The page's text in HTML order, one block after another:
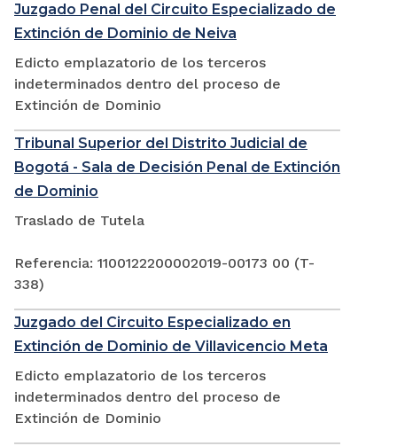
Juzgado Penal del Circuito Especializado de
Extinción de Dominio de Neiva
Edicto emplazatorio de los terceros
indeterminados dentro del proceso de
Extinción de Dominio
Tribunal Superior del Distrito Judicial de
Bogotá - Sala de Decisión Penal de Extinción
de Dominio
Traslado de Tutela
Referencia: 1100122200002019-00173 00 (T-
338)
Juzgado del Circuito Especializado en
Extinción de Dominio de Villavicencio Meta
Edicto emplazatorio de los terceros
indeterminados dentro del proceso de
Extinción de Dominio